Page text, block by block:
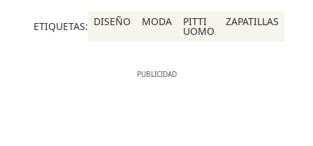
ETIQUETAS: DISEÑO MODA PITTI
UOMO
ZAPATILLAS